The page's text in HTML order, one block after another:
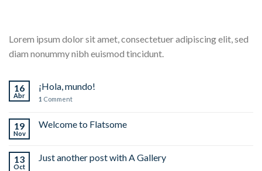
Lorem ipsum dolor sit amet, consectetuer adipiscing elit, sed
diam nonummy nibh euismod tincidunt.
16
Abr
¡Hola, mundo!
1 Comment
19
Nov
Welcome to Flatsome
13
Oct
Just another post with A Gallery